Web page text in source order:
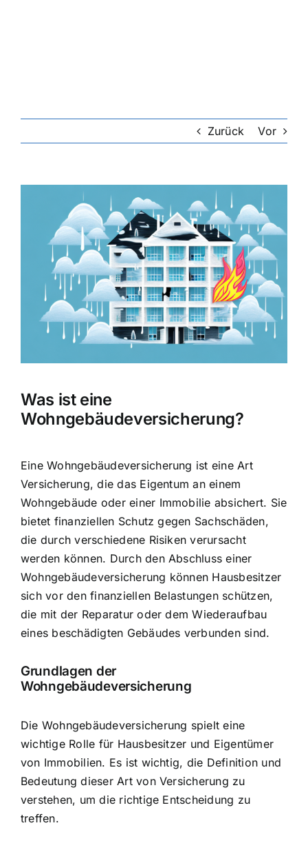
Lebensversicherung
Hundekrankenversicherung
Hausratversicherung
Weitere Tarifvergleiche
Zurück Vor
grösseres
Was ist eine
Wohngebäudeversicherung?
Eine Wohngebäudeversicherung ist eine Art
Versicherung, die das Eigentum an einem
Wohngebäude oder einer Immobilie absichert. Sie
bietet finanziellen Schutz gegen Sachschäden,
die durch verschiedene Risiken verursacht
werden können. Durch den Abschluss einer
Wohngebäudeversicherung können Hausbesitzer
sich vor den finanziellen Belastungen schützen,
die mit der Reparatur oder dem Wiederaufbau
eines beschädigten Gebäudes verbunden sind.
Grundlagen der
Wohngebäudeversicherung
Die Wohngebäudeversicherung spielt eine
wichtige Rolle für Hausbesitzer und Eigentümer
von Immobilien. Es ist wichtig, die Definition und
Bedeutung dieser Art von Versicherung zu
verstehen, um die richtige Entscheidung zu
treffen.